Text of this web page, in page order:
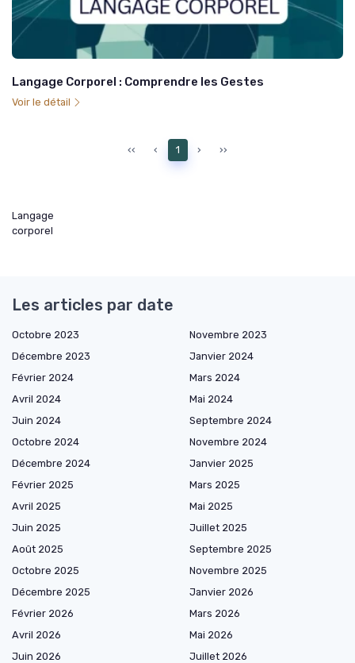
Langage Corporel : Comprendre les Gestes
Voir le détail
‹‹ ‹ 1 › ››
Langage
corporel
Les articles par date
Octobre 2023
Novembre 2023
Décembre 2023
Janvier 2024
Février 2024
Mars 2024
Avril 2024
Mai 2024
Juin 2024
Septembre 2024
Octobre 2024
Novembre 2024
Décembre 2024
Janvier 2025
Février 2025
Mars 2025
Avril 2025
Mai 2025
Juin 2025
Juillet 2025
Août 2025
Septembre 2025
Octobre 2025
Novembre 2025
Décembre 2025
Janvier 2026
Février 2026
Mars 2026
Avril 2026
Mai 2026
Juin 2026
Juillet 2026